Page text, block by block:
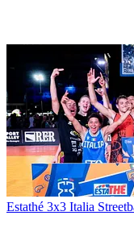
Estathé 3x3 Italia